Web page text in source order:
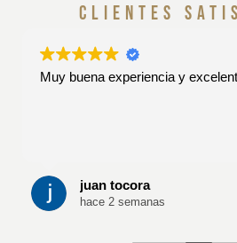
clientes
Muy buena experiencia y
juan tocora
hace 2 semanas